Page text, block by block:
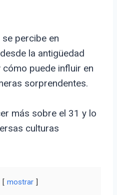
percibe en
la antigüedad
puede influir en
sorprendentes.
más sobre el 31 y lo
culturas
mostrar